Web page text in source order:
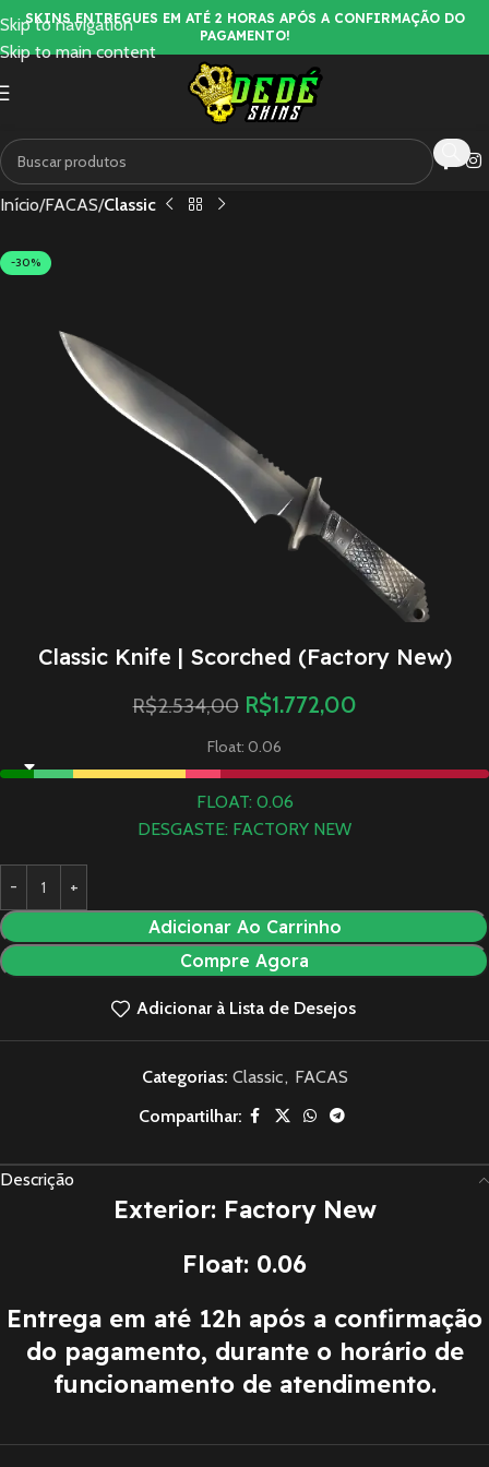
Skip to navigation
Skip to main content
SKINS ENTREGUES EM ATÉ 2 HORAS APÓS A CONFIRMAÇÃO DO
PAGAMENTO!
Início FACAS Classic
-30%
Classic Knife | Scorched (Factory New)
R$2.534,00 R$1.772,00
Float: 0.06
FLOAT: 0.06
DESGASTE: FACTORY NEW
Adicionar Ao Carrinho
Compre Agora
Adicionar à Lista de Desejos
Categorias: Classic, FACAS
Compartilhar:
Descrição
Exterior: Factory New
Float: 0.06
Entrega em até 12h após a confirmação
do pagamento, durante o horário de
funcionamento de atendimento.